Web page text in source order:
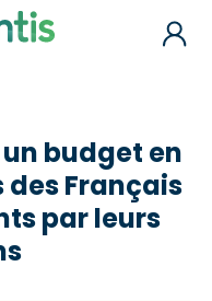
un budget en
Français
par leurs